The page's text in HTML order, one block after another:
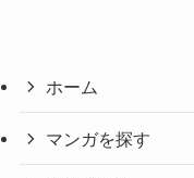
ホーム
マンガを探す